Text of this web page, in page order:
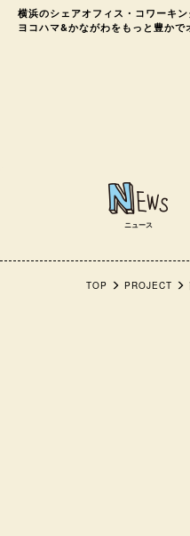
横浜のシェアオフィス・コワーキン
ヨコハマ&かながわをもっと豊かで
ニュース
TOP PROJECT